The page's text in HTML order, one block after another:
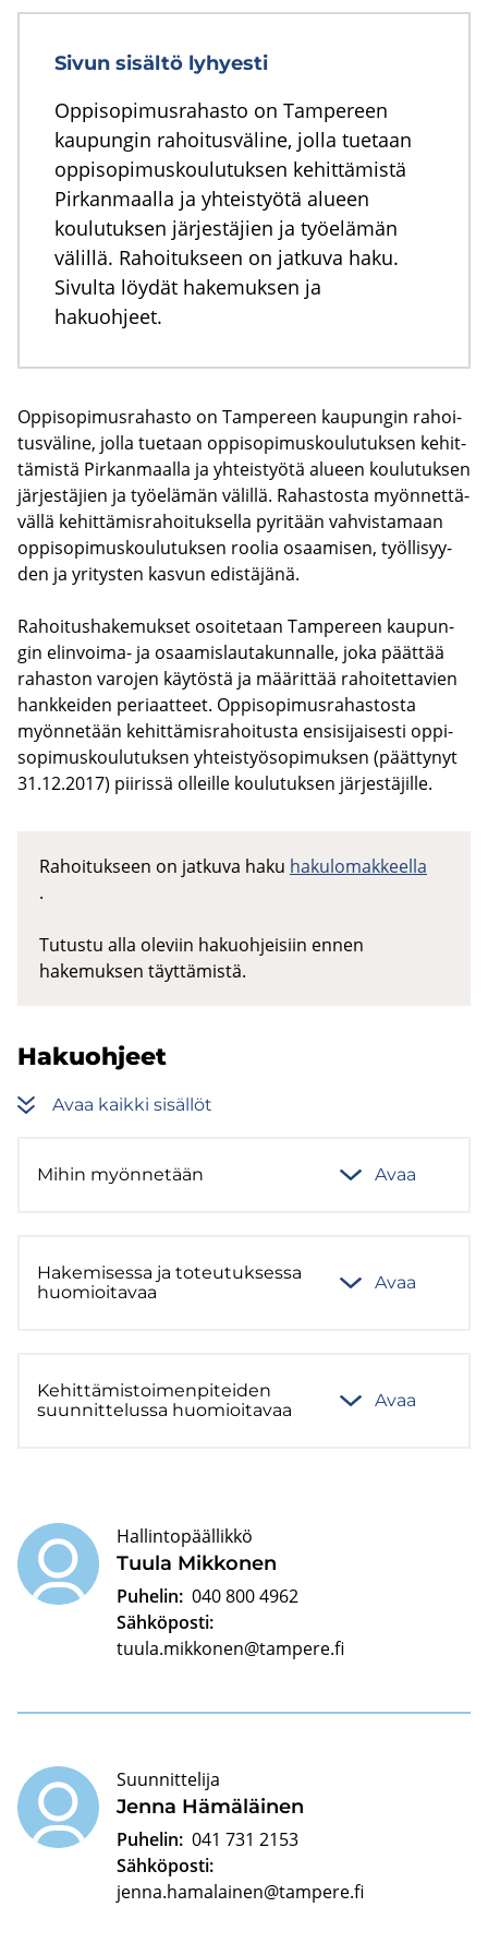
Sivun sisältö lyhyesti
Oppisopimusrahasto on Tampereen
kaupungin rahoitusväline, jolla tuetaan
oppisopimuskoulutuksen kehittämistä
Pirkanmaalla ja yhteistyötä alueen
koulutuksen järjestäjien ja työelämän
välillä. Rahoitukseen on jatkuva haku.
Sivulta löydät hakemuksen ja
hakuohjeet.
Op­pi­so­pi­mus­ra­has­to on Tam­pe­reen kau­pun­gin ra­hoi­
tus­vä­li­ne, jolla tue­taan op­pi­so­pi­mus­kou­lu­tuk­sen ke­hit­
tä­mis­tä Pir­kan­maal­la ja yh­teis­työ­tä alu­een kou­lu­tuk­sen
jär­jes­tä­jien ja työ­elä­män vä­lil­lä. Ra­has­tos­ta myön­net­tä­
väl­lä ke­hit­tä­mis­ra­hoi­tuk­sel­la py­ri­tään vah­vis­ta­maan
op­pi­so­pi­mus­kou­lu­tuk­sen roo­lia osaa­mi­sen, työl­li­syy­
den ja yri­tys­ten kas­vun edis­tä­jä­nä.
Ra­hoi­tus­ha­ke­muk­set osoi­te­taan Tam­pe­reen kau­pun­
gin elinvoima-​ ja osaa­mis­lau­ta­kun­nal­le, joka päät­tää
ra­has­ton va­ro­jen käy­tös­tä ja mää­rit­tää ra­hoi­tet­ta­vien
hank­kei­den pe­ri­aat­teet. Op­pi­so­pi­mus­ra­has­tos­ta
myön­ne­tään ke­hit­tä­mis­ra­hoi­tus­ta en­si­si­jai­ses­ti op­pi­
so­pi­mus­kou­lu­tuk­sen yh­teis­työ­so­pi­muk­sen (päät­ty­nyt
31.12.2017) pii­ris­sä ol­leil­le kou­lu­tuk­sen jär­jes­tä­jil­le.
Rahoitukseen on jatkuva haku hakulomakkeella
.
Tutustu alla oleviin hakuohjeisiin ennen
hakemuksen täyttämistä.
Ha­kuoh­jeet
Avaa kaik­ki si­säl­löt
Mihin myön­ne­tään Avaa
Ha­ke­mi­ses­sa ja to­teu­tuk­ses­sa
huo­mioi­ta­vaa
Avaa
Ke­hit­tä­mis­toi­men­pi­tei­den
suun­nit­te­lus­sa huo­mioi­ta­vaa
Avaa
Tuula Mik­ko­nen
Hallintopäällikkö
Puhelin: 040 800 4962
Sähköposti:
tuula.mikkonen@tampere.fi
Jenna Hä­mä­läi­nen
Suunnittelija
Puhelin: 041 731 2153
Sähköposti:
jenna.hamalainen@tampere.fi